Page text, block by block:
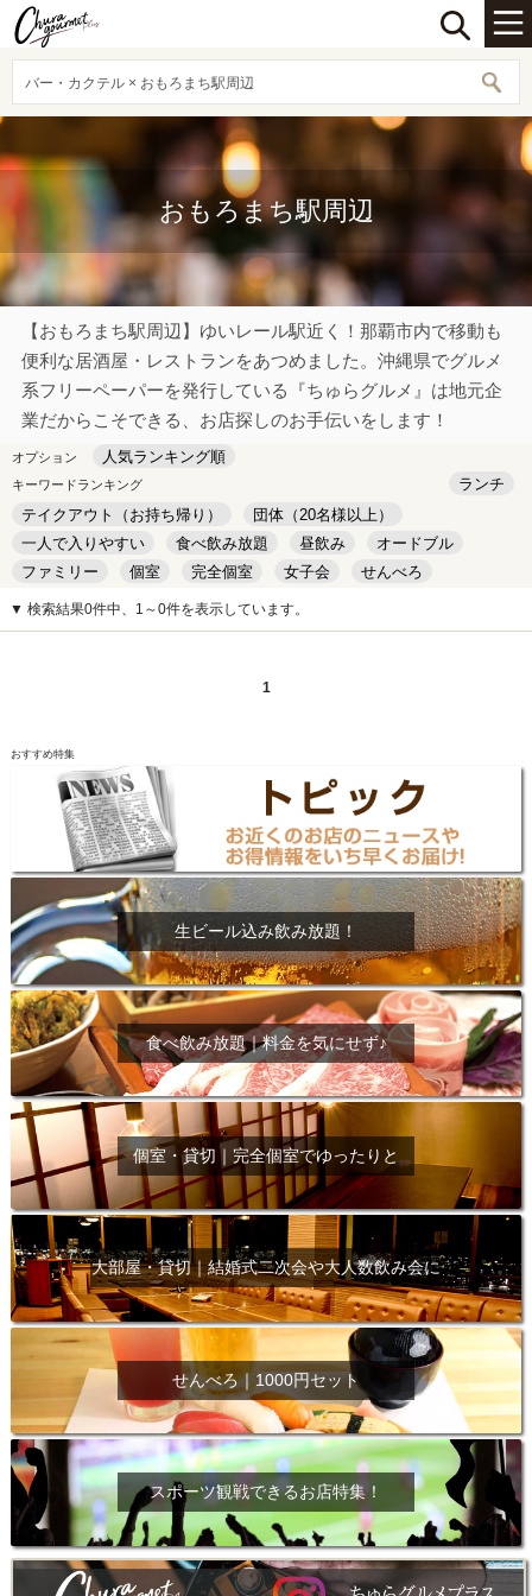
バー・カクテル × おもろまち駅周辺
おもろまち駅周辺
【おもろまち駅周辺】ゆいレール駅近く！那覇市内で移動も
便利な居酒屋・レストランをあつめました。沖縄県でグルメ
系フリーペーパーを発行している『ちゅらグルメ』は地元企
業だからこそできる、お店探しのお手伝いをします！
オプション 人気ランキング順
キーワードランキング
ランチ
テイクアウト（お持ち帰り）
団体（20名様以上）
一人で入りやすい
食べ飲み放題 昼飲み
オードブル
ファミリー
個室 完全個室 女子会
せんべろ
キッズルーム
安い デート
▼ 検索結果0件中、1～0件を表示しています。
1
おすすめ特集
生ビール込み飲み放題！
食べ飲み放題｜料金を気にせず♪
個室・貸切｜完全個室でゆったりと
大部屋・貸切｜結婚式二次会や大人数飲み会に
せんべろ｜1000円セット
スポーツ観戦できるお店特集！